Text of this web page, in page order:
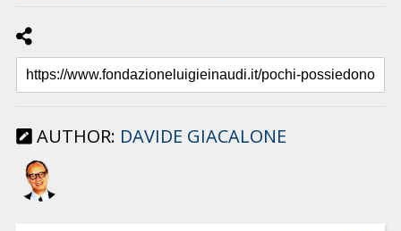
AUTHOR: DAVIDE GIACALONE